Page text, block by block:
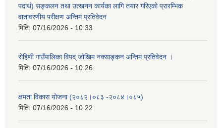
पदार्थ) सङ्कलन तथा उत्खनन कार्यका लागि तयार गरिएको प्रारम्भिक
वातावरणीय परीक्षण अन्तिम प्रतिवेदन
मिति: 07/16/2026 - 10:33
रोहिणी गाउँपालिका विपद् जोखिम नक्साङ्कन अन्तिम प्रतिवेदन ।
मिति: 07/16/2026 - 10:26
क्षमता विकास योजना (२०८२।०८३‍ -२०८४।०८५)
मिति: 07/16/2026 - 10:22